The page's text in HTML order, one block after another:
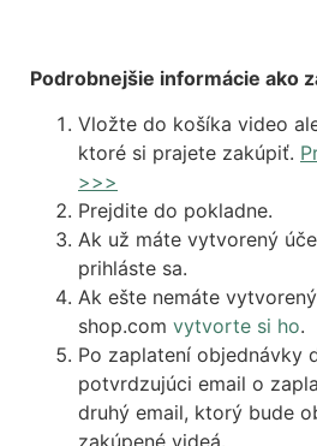
Podrobnejšie informácie ako
Vložte do košíka video
ktoré si prajete zakúpiť.
>>>
Prejdite do pokladne.
Ak už máte vytvorený
prihláste sa.
Ak ešte nemáte
shop.com vytvorte si ho.
Po zaplatení objednávky
potvrdzujúci email o
druhý email, ktorý bude